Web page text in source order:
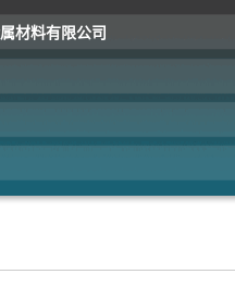
材料有限公司